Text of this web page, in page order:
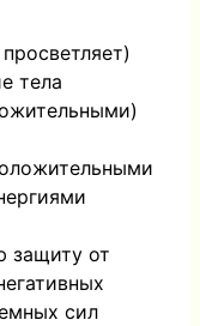
тела
защиту от
сил